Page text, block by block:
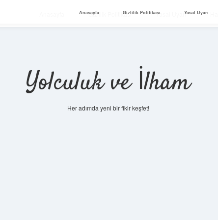
Gizlilik Politikası Yasal Uyarı
Yolculuk ve İlham
Her adımda yeni bir fikir keşfet!
Anasayfa Gizlilik Politikası Yasal Uyarı